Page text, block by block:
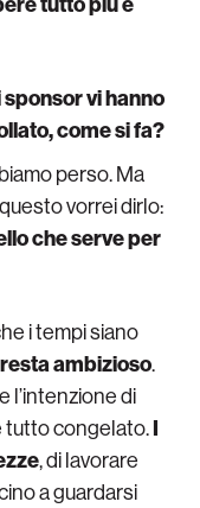
vi hanno
come si fa?
perso. Ma
vorrei dirlo:
che serve per
i tempi siano
ambizioso.
l’intenzione di
tutto congelato.I
, di lavorare
a guardarsi